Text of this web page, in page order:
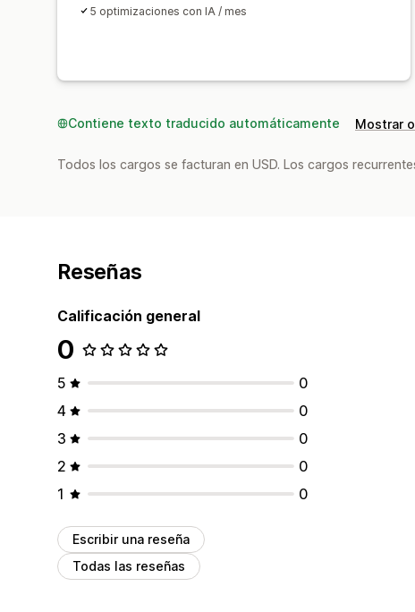
5 optimizaciones con IA / mes
Contiene texto traducido automáticamente Mostrar
Todos los cargos se facturan en USD. Los cargos
Reseñas
Calificación general
0
5
0
4
0
3
0
2
0
1
0
Escribir una reseña
Todas las reseñas